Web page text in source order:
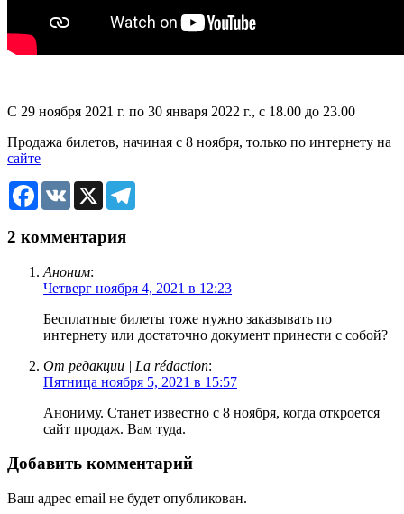
С 29 ноября 2021 г. по 30 января 2022 г., с 18.00 до 23.00
Продажа билетов, начиная с 8 ноября, только по интернету на
сайте
Facebook
VK X
2 комментария
Аноним:
Четверг ноября 4, 2021 в 12:23
Бесплатные билеты тоже нужно заказывать по
интернету или достаточно документ принести с собой?
От редакции | La rédaction:
Пятница ноября 5, 2021 в 15:57
Анониму. Станет известно с 8 ноября, когда откроется
сайт продаж. Вам туда.
Добавить комментарий
Ваш адрес email не будет опубликован.